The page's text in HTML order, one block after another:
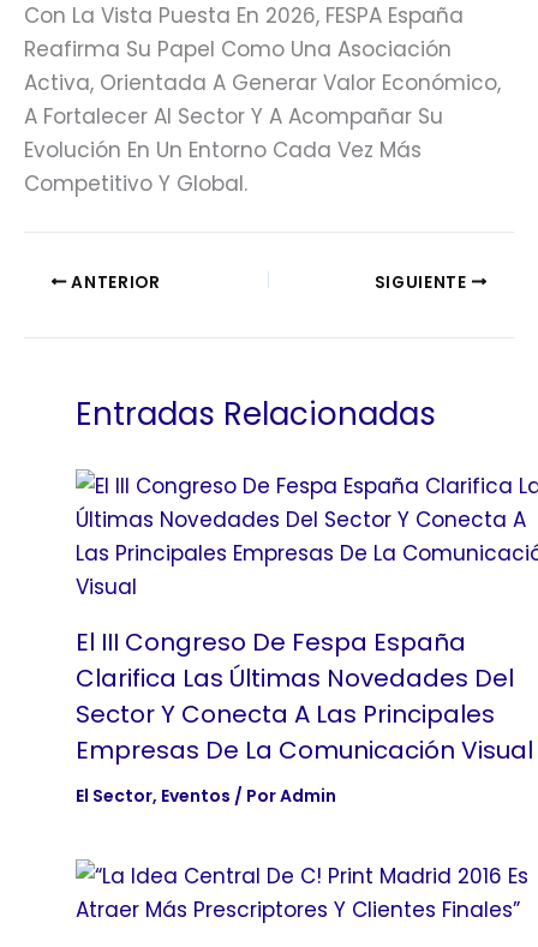
Con La Vista Puesta En 2026, FESPA España
Reafirma Su Papel Como Una Asociación
Activa, Orientada A Generar Valor Económico,
A Fortalecer Al Sector Y A Acompañar Su
Evolución En Un Entorno Cada Vez Más
Competitivo Y Global.
ANTERIOR SIGUIENTE
Entradas Relacionadas
El III Congreso De Fespa España
Clarifica Las Últimas Novedades Del
Sector Y Conecta A Las Principales
Empresas De La Comunicación Visual
El Sector, Eventos / PorAdmin